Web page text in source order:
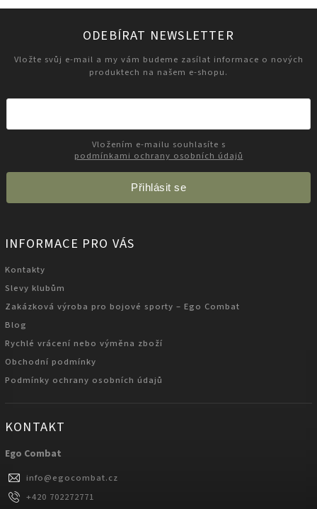
ODEBÍRAT NEWSLETTER
Vložte svůj e-mail a my vám budeme zasílat informace o nových
produktech na našem e-shopu.
podmínkami ochrany osobních údajů
Přihlásit se
INFORMACE PRO VÁS
Kontakty
Slevy klubům
Zakázková výroba pro bojové sporty – Ego Combat
Blog
Rychlé vrácení nebo výměna zboží
Obchodní podmínky
Podmínky ochrany osobních údajů
KONTAKT
Ego Combat
info@egocombat.cz
+420 702272771